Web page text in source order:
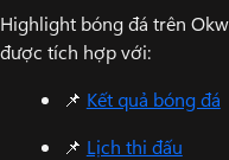
Highlight bóng đá trên
được tích hợp với:
📌 Kết quả bóng đá
📌 Lịch thi đấu